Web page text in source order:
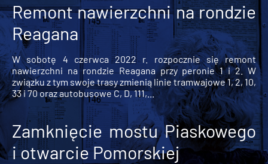
Remont nawierzchni na rondzie
Reagana
W sobotę 4 czerwca 2022 r. rozpocznie się remont
nawierzchni na rondzie Reagana przy peronie 1 i 2. W
związku z tym swoje trasy zmienią linie tramwajowe 1, 2, 10,
33 i 70 oraz autobusowe C, D, 111,...
Zamknięcie mostu Piaskowego
i otwarcie Pomorskiej